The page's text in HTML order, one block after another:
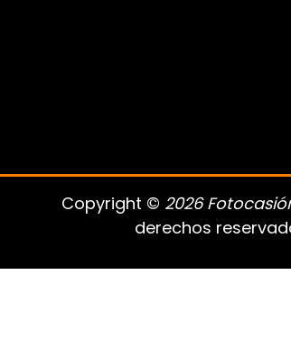
Copyright © 2026
derechos